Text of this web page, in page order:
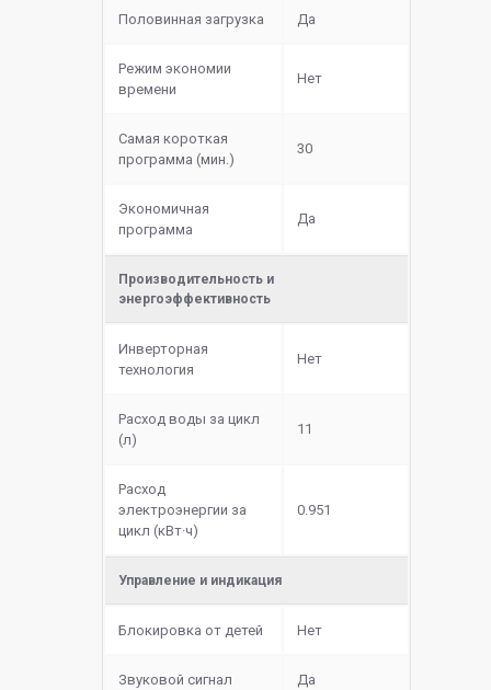
Половинная загрузка Да
Режим экономии
времени
Нет
Самая короткая
программа (мин.)
30
Экономичная
программа
Да
Производительность и
энергоэффективность
Инверторная
технология
Нет
Расход воды за цикл
(л)
11
Расход
электроэнергии за
цикл (кВт·ч)
0.951
Управление и индикация
Блокировка от детей Нет
Звуковой сигнал Да